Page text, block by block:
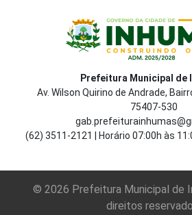
Prefeitura Municipal de
Av. Wilson Quirino de Andrade,
75407-530
(62) 3511-2121 | Horário 07:00h às
© 2026 Prefeitura Municipal de
direitos